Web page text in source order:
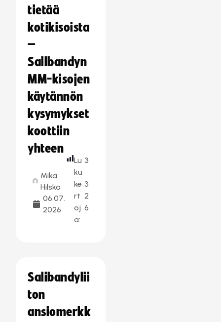
tietää
kotikisoista
–
Salibandyn
MM-kisojen
käytännön
kysymykset
koottiin
yhteen
Mika
Hilska
06.07.
2026
Lu
ku
ke
rt
oj
a:
3
3
2
6
Salibandylii
ton
ansiomerkk